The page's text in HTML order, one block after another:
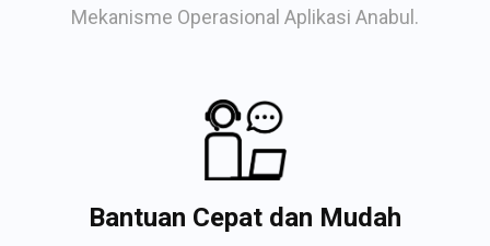
Mekanisme Operasional Aplikasi Anabul.
Bantuan Cepat dan Mudah